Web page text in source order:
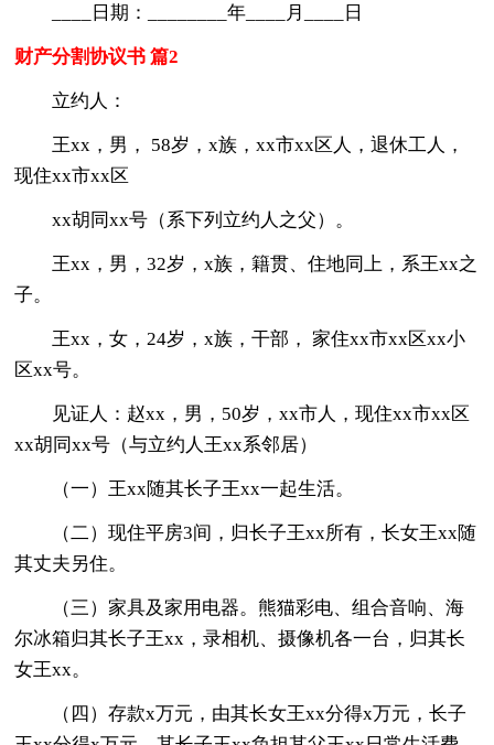
____日期：________年____月____日
财产分割协议书 篇2
立约人：
王xx，男， 58岁，x族，xx市xx区人，退休工人，
现住xx市xx区
xx胡同xx号（系下列立约人之父）。
王xx，男，32岁，x族，籍贯、住地同上，系王xx之
子。
王xx，女，24岁，x族，干部， 家住xx市xx区xx小
区xx号。
见证人：赵xx，男，50岁，xx市人，现住xx市xx区
xx胡同xx号（与立约人王xx系邻居）
（一）王xx随其长子王xx一起生活。
（二）现住平房3间，归长子王xx所有，长女王xx随
其丈夫另住。
（三）家具及家用电器。熊猫彩电、组合音响、海
尔冰箱归其长子王xx，录相机、摄像机各一台，归其长
女王xx。
（四）存款x万元，由其长女王xx分得x万元，长子